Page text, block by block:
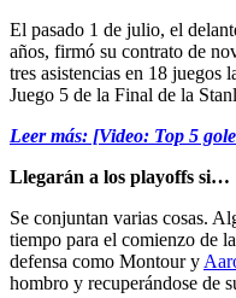
El pasado 1 de julio, el
años, firmó su contrato de
tres asistencias en 18 juegos
Juego 5 de la Final de la
Leer más: [Video: Top 5
Llegarán a los playoffs si…
Se conjuntan varias cosas.
tiempo para el comienzo de
defensa como Montour y
hombro y recuperándose de